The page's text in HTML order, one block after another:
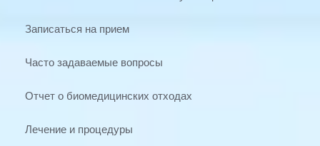
Записаться на прием
Часто задаваемые вопросы
Отчет о биомедицинских отходах
Лечение и процедуры